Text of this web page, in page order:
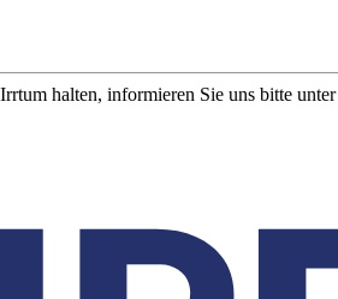
halten, informieren Sie uns bitte unter